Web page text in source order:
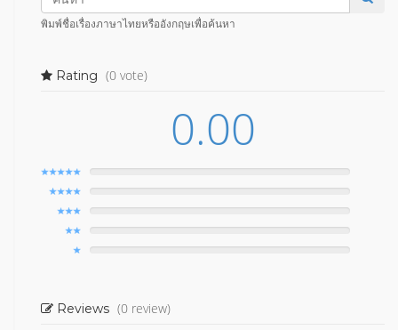
พิมพ์ชื่อเรื่องภาษาไทยหรืออังกฤษเพื่อค้นหา
Rating (0 vote)
0.00
Reviews (0 review)